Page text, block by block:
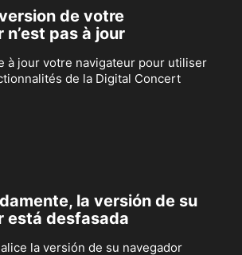
de votre
pas à jour
à jour votre navigateur pour utiliser
de la Digital Concert
la versión de su
está desfasada
la versión de su navegador